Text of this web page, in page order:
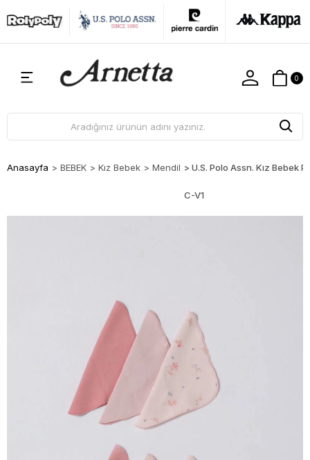
0
Anasayfa > BEBEK > Kız Bebek > Mendil > U.S. Polo Assn. Kız Bebek
C-V1